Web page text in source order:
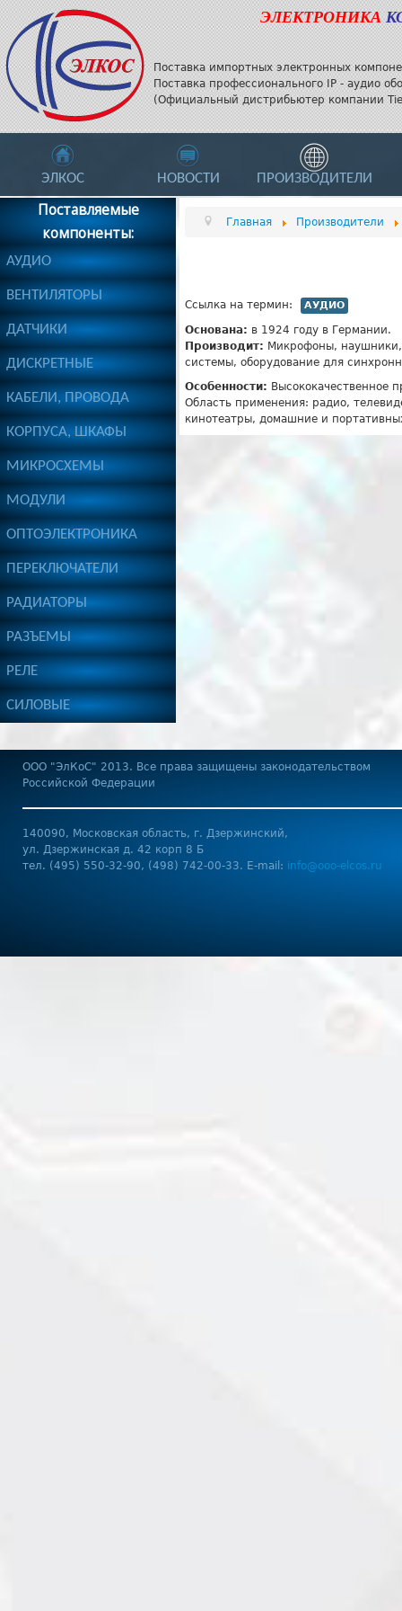
ЭЛЕКТРОНИКА
Поставка импортных электронных
Поставка профессионального IP - аудио
(Официальный дистрибьютер компании
ЭЛКОС НОВОСТИ ПРОИЗВОДИТЕЛИ
Поставляемые
компоненты:
АУДИО
ВЕНТИЛЯТОРЫ
ДАТЧИКИ
ДИСКРЕТНЫЕ
КАБЕЛИ, ПРОВОДА
КОРПУСА, ШКАФЫ
МИКРОСХЕМЫ
МОДУЛИ
ОПТОЭЛЕКТРОНИКА
ПЕРЕКЛЮЧАТЕЛИ
РАДИАТОРЫ
РАЗЪЕМЫ
РЕЛЕ
СИЛОВЫЕ
Главная Производители
Ссылка на термин: АУДИО
Основана: в 1924 году в Германии.
Производит: Микрофоны,
системы, оборудование для
Особенности: Высококачественное
Область применения: радио,
кинотеатры, домашние и
OOO "ЭлКоС" 2013. Все права защищены законодательством
Российской Федерации
140090, Московская область, г. Дзержинский,
ул. Дзержинская д. 42 корп 8 Б
тел. (495) 550-32-90, (498) 742-00-33. E-mail: info@ooo-elcos.ru